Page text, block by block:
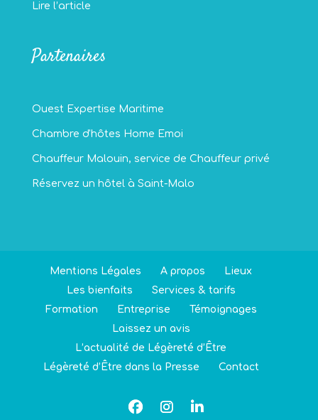
Lire l’article
Partenaires
Ouest Expertise Maritime
Chambre d'hôtes Home Emoi
Chauffeur Malouin, service de Chauffeur privé
Réservez un hôtel à Saint-Malo
Mentions Légales A propos
Lieux
Les bienfaits
Services & tarifs
Formation
Entreprise
Témoignages
Laissez un avis
L’actualité de Légèreté d’Être
Légèreté d’Être dans la Presse
Contact